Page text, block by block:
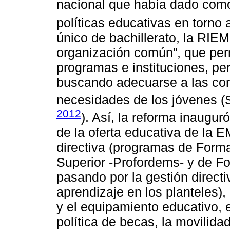
nacional que había dado
políticas educativas en torno
único de bachillerato, la
organización común”, que
programas e instituciones,
buscando adecuarse a las
necesidades de los jóvenes
2012). Así, la reforma
de la oferta educativa de la
directiva (programas de
Superior -Profordems- y de
pasando por la gestión
aprendizaje en los
y el equipamiento educativo,
política de becas, la